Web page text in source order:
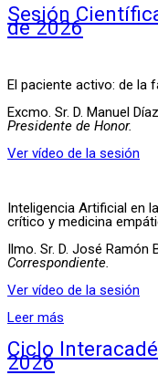
Sesión
de 2026
El paciente activo: de la
Excmo. Sr. D. Manuel
Presidente de Honor.
Ver vídeo de la sesión
Inteligencia Artificial en
crítico y medicina
Ilmo. Sr. D. José Ramón
Correspondiente.
Ver vídeo de la sesión
Leer más
Ciclo
2026